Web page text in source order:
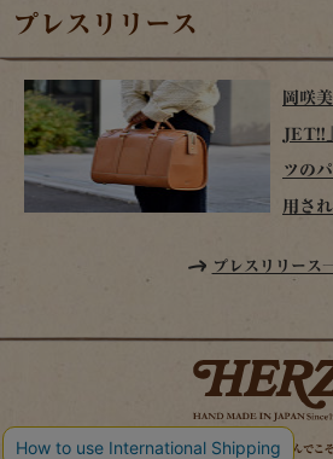
プレスリリース
岡咲
JET!!
ツの
用さ
プレスリリース
時を経てこそ解る味わいがある。使い込んでこ